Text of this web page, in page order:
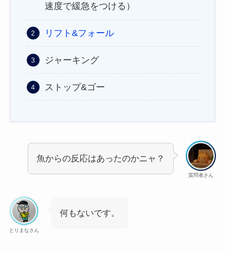
速度で緩急をつける）
リフト&フォール
ジャーキング
ストップ&ゴー
質問者さん
魚からの反応はあったのかニャ？
とりまなさん
何もないです。